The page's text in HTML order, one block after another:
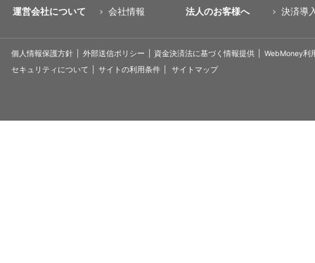
運営会社について 会社情報 法人のお客様へ 決済導
個人情報保護方針 外部送信ポリシー 資金決済法に基づく情報提供
WebMoney利
セキュリティについて
サイトの利用条件 サイトマップ